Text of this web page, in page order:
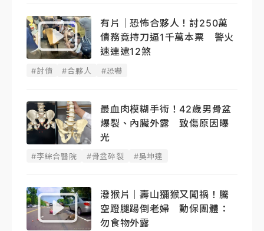
有片｜恐怖合夥人！討250萬
債務竟持刀逼1千萬本票 警火
速連逮12煞
#討債 #合夥人 #恐嚇
最血肉模糊手術！42歲男骨盆
爆裂、內臟外露 致傷原因曝
光
#李綜合醫院 #骨盆碎裂 #吳坤達
潑猴片｜壽山獼猴又闖禍！騰
空蹬腿踢倒老婦 動保團體：
勿食物外露